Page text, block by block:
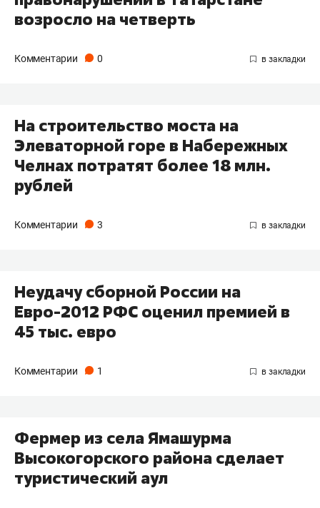
возросло на четверть
Комментарии 0
На строительство моста на
Элеваторной горе в Набережных
Челнах потратят более 18 млн.
рублей
Комментарии 3
Неудачу сборной России на
Евро-2012 РФС оценил премией в
45 тыс. евро
Комментарии 1
Фермер из села Ямашурма
Высокогорского района сделает
туристический аул